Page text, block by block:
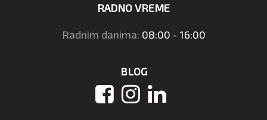
RADNO VREME
Radnim danima: 08:00 - 16:00
BLOG